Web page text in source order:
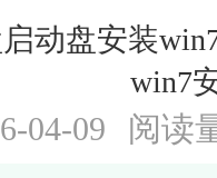
动盘安装
win7
04-09 阅读